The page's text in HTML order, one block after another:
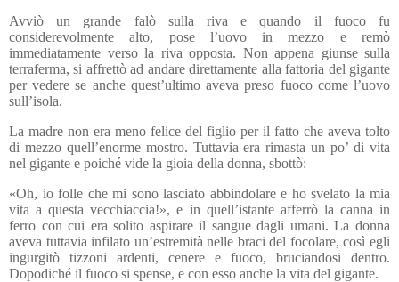
Avviò un grande falò sulla riva e quando il fuoco fu
considerevolmente alto, pose l’uovo in mezzo e remò
immediatamente verso la riva opposta. Non appena giunse sulla
terraferma, si affrettò ad andare direttamente alla fattoria del gigante
per vedere se anche quest’ultimo aveva preso fuoco come l’uovo
sull’isola.
La madre non era meno felice del figlio per il fatto che aveva tolto
di mezzo quell’enorme mostro. Tuttavia era rimasta un po’ di vita
nel gigante e poiché vide la gioia della donna, sbottò:
«Oh, io folle che mi sono lasciato abbindolare e ho svelato la mia
vita a questa vecchiaccia!», e in quell’istante afferrò la canna in
ferro con cui era solito aspirare il sangue dagli umani. La donna
aveva tuttavia infilato un’estremità nelle braci del focolare, così egli
ingurgitò tizzoni ardenti, cenere e fuoco, bruciandosi dentro.
Dopodiché il fuoco si spense, e con esso anche la vita del gigante.